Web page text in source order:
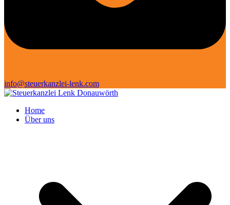
info@steuerkanzlei-lenk.com
Home
Über uns